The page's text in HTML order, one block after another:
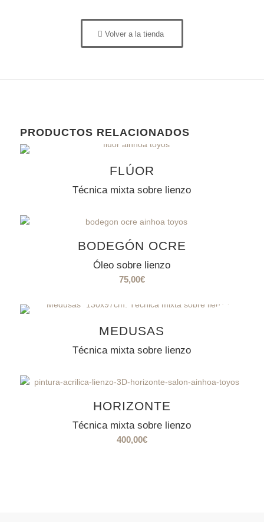
Volver a la tienda
PRODUCTOS RELACIONADOS
FLÚOR
Técnica mixta sobre lienzo
BODEGÓN OCRE
Óleo sobre lienzo
75,00€
MEDUSAS
Técnica mixta sobre lienzo
HORIZONTE
Técnica mixta sobre lienzo
400,00€